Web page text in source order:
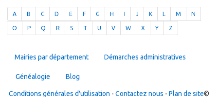
A B C D E F G H J K L M N
O P Q R S T U V W X Y Z
Mairies par département Démarches administratives
Généalogie Blog
Conditions générales d'utilisation - Contactez nous - Plan de site©